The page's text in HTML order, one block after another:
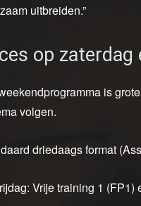
uitbreiden.”
op zaterdag
is
volgen.
driedaags format
Vrije training 1 (FP1)